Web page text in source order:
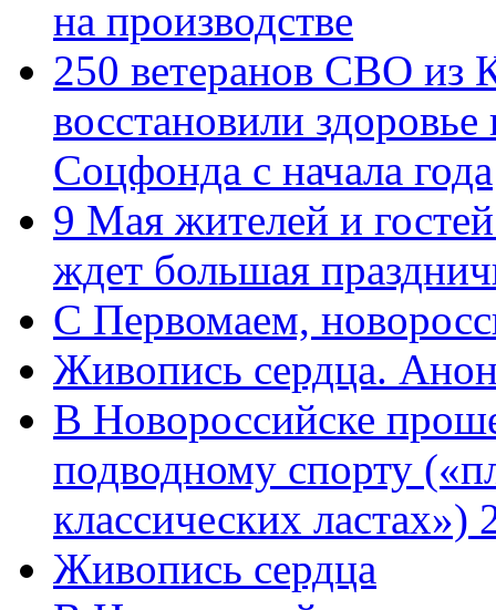
на производстве
250 ветеранов СВО из
восстановили
Соцфонда с начала года
9 Мая жителей и
ждет большая
C Первомаем,
Живопись сердца.
В Новороссийске
подводному спорту
классических
Живопись сердца